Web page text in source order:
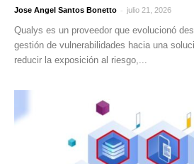
Jose Angel Santos Bonetto - julio 21, 2026
Qualys es un proveedor que evolucionó
gestión de vulnerabilidades hacia una
reducir la exposición al riesgo,...